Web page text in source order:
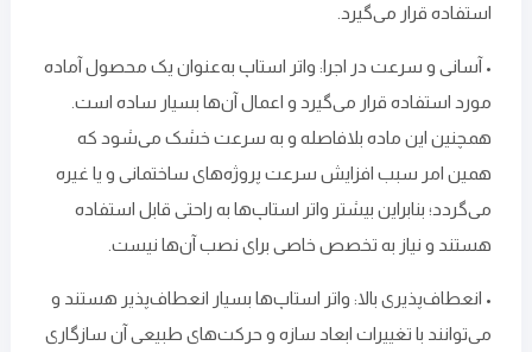
استفاده قرار می‌گیرد.
• آسانی و سرعت در اجرا: واتر استاپ به‌عنوان یک محصول آماده‌
مورد استفاده قرار می‌گیرد و اعمال آن‌ها بسیار ساده است.
همچنین این ماده بلافاصله و به‌ سرعت خشک می‌شود که
همین امر سبب افزایش سرعت پروژه‌های ساختمانی و یا غیره
می‌گردد؛ بنابراین بیشتر واتر استاپ‌ها به ‌راحتی قابل استفاده
هستند و نیاز به تخصص خاصی برای نصب آن‌ها نیست.
• انعطاف‌پذیری بالا: واتر استاپ‌ها بسیار انعطاف‌پذیر هستند و
می‌توانند با تغییرات ابعاد سازه و حرکت‌های طبیعی آن سازگاری